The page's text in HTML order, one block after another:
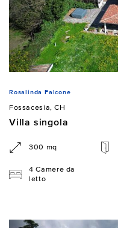
Rosalinda Falcone
Fossacesia, CH
Villa singola
300 mq
4 Camere da
letto